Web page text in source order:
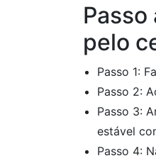
pelo
Passo 1:
Passo 2:
Passo 3:
estável
Passo 4: